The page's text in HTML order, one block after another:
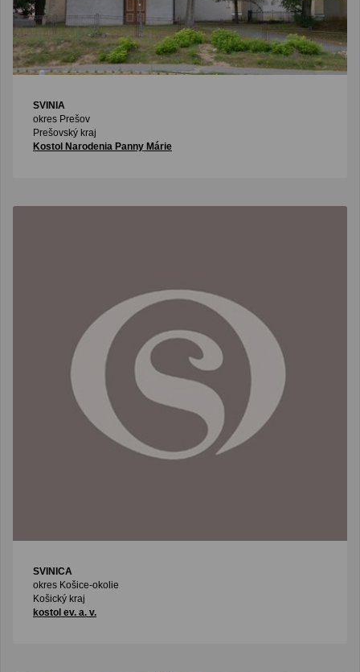
SVINIA
okres Prešov
Prešovský kraj
Kostol Narodenia Panny Márie
SVINICA
okres Košice-okolie
Košický kraj
kostol ev. a. v.